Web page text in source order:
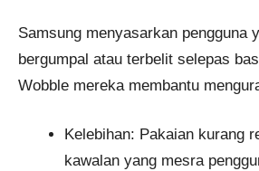
Samsung menyasarkan pengguna
bergumpal atau terbelit selepas
Wobble mereka membantu
Kelebihan: Pakaian kurang
kawalan yang mesra